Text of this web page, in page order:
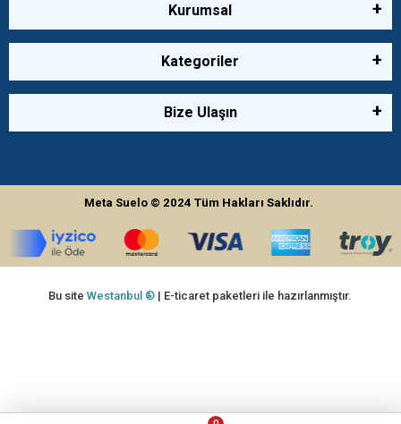
Kurumsal
Kategoriler
Bize Ulaşın
Meta Suelo © 2024Tüm Hakları Saklıdır.
Bu siteWestanbul ® | E-ticaret paketleri ile hazırlanmıştır.